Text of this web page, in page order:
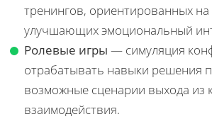
тренингов, ориентированных
улучшающих эмоциональный
Ролевые игры — симуляция
отрабатывать навыки решения
возможные сценарии выхода из
взаимодействия.